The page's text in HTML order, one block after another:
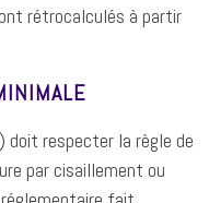
rétrocalculés à partir
respecter la règle de
par cisaillement ou